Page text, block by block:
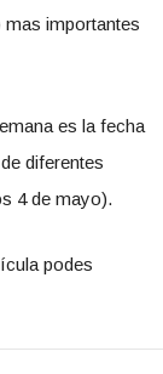
mas importantes
es la fecha
diferentes
4 de mayo).
podes